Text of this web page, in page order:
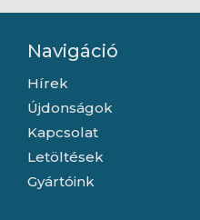
Navigáció
Hírek
Újdonságok
Kapcsolat
Letöltések
Gyártóink